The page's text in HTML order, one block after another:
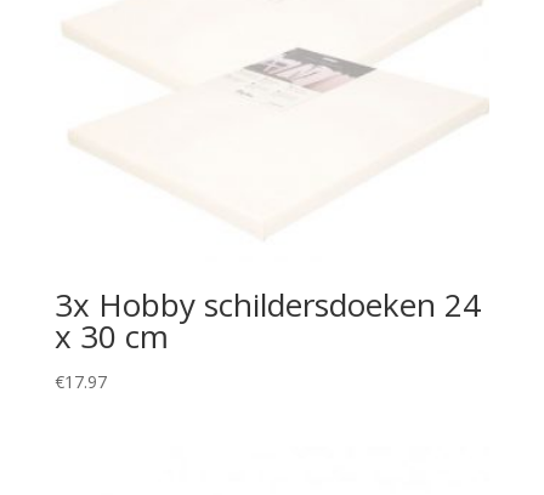
3x Hobby schildersdoeken 24
x 30 cm
€17.97